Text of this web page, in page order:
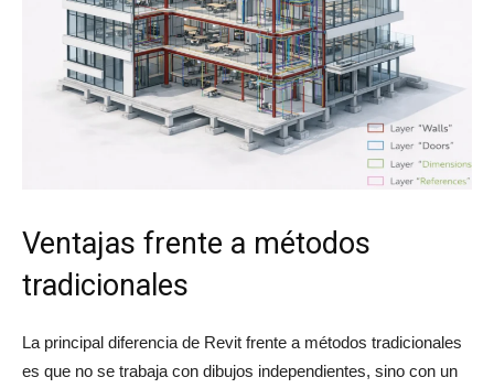
Ventajas frente a métodos
tradicionales
La principal diferencia de Revit frente a métodos tradicionales
es que no se trabaja con dibujos independientes, sino con un